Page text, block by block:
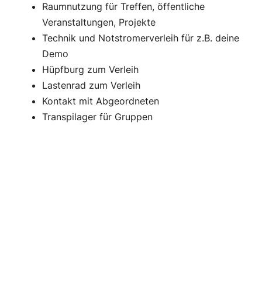
Raumnutzung für Treffen, öffentliche
Veranstaltungen, Projekte
Technik und Notstromerverleih für z.B. deine
Demo
Hüpfburg zum Verleih
Lastenrad zum Verleih
Kontakt mit Abgeordneten
Transpilager für Gruppen